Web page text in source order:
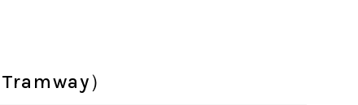
）